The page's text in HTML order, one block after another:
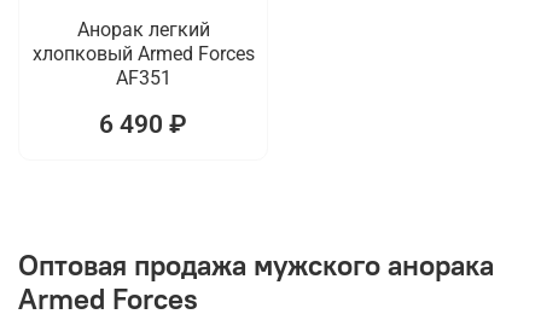
Анорак легкий
хлопковый Armed Forces
AF351
6 490 ₽
Оптовая продажа мужского анорака
Armed Forces